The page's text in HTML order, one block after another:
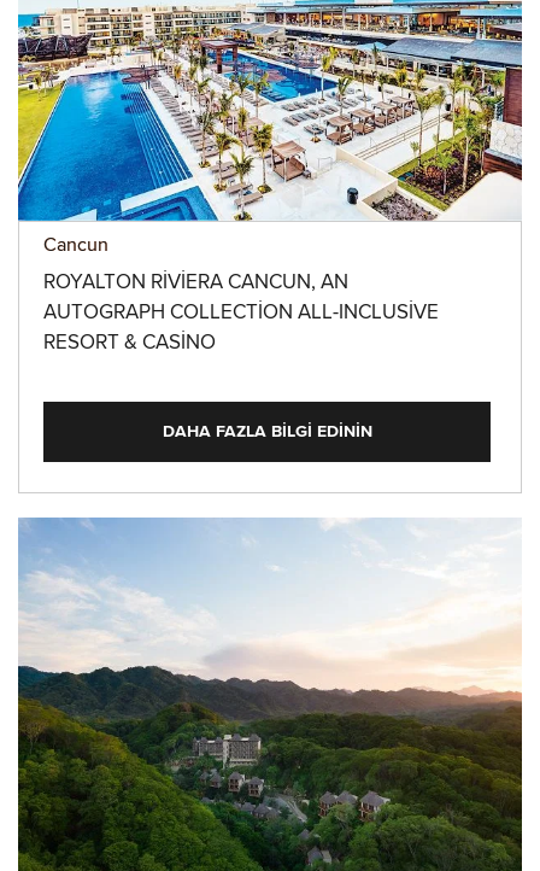
Cancun
ROYALTON RIVIERA CANCUN, AN
AUTOGRAPH COLLECTION ALL-INCLUSIVE
RESORT & CASINO
DAHA FAZLA BILGI EDININ